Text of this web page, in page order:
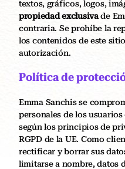
textos, gráficos, logos,
propiedad exclusivade
contraria. Se prohíbe la
los contenidos de este
autorización.
Política de
Emma Sanchis se
personales de los
según los principios de
RGPD de la UE. Como
rectificar y borrar sus
limitarse a nombre, datos